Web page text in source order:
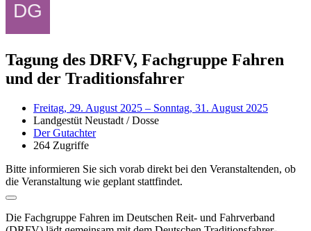
Tagung des DRFV, Fachgruppe Fahren
und der Traditionsfahrer
Freitag, 29. August 2025 – Sonntag, 31. August 2025
Landgestüt Neustadt / Dosse
Der Gutachter
264 Zugriffe
Bitte informieren Sie sich vorab direkt bei den Veranstaltenden, ob
die Veranstaltung wie geplant stattfindet.
Die Fachgruppe Fahren im Deutschen Reit- und Fahrverband